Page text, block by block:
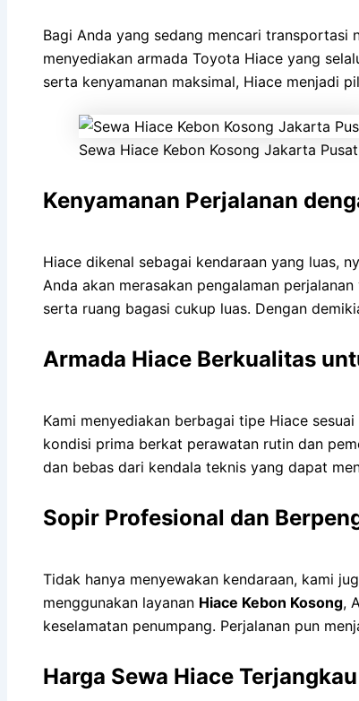
Bagi Anda yang sedang mencari transportasi
menyediakan armada Toyota Hiace yang
serta kenyamanan maksimal, Hiace menjadi
Sewa Hiace Kebon Kosong Jakarta Pusat
Kenyamanan Perjalanan
Hiace dikenal sebagai kendaraan yang luas,
Anda akan merasakan pengalaman
serta ruang bagasi cukup luas. Dengan
Armada Hiace Berkualitas
Kami menyediakan berbagai tipe Hiace
kondisi prima berkat perawatan rutin dan
dan bebas dari kendala teknis yang dapat
Sopir Profesional dan
Tidak hanya menyewakan kendaraan, kami
menggunakan layanan Hiace Kebon Kosong,
keselamatan penumpang. Perjalanan pun
Harga Sewa Hiace Terjangkau